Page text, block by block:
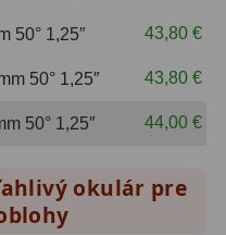
50° 1,25″ 43,80 €
50° 1,25″ 43,80 €
50° 1,25″ 44,00 €
okulár pre